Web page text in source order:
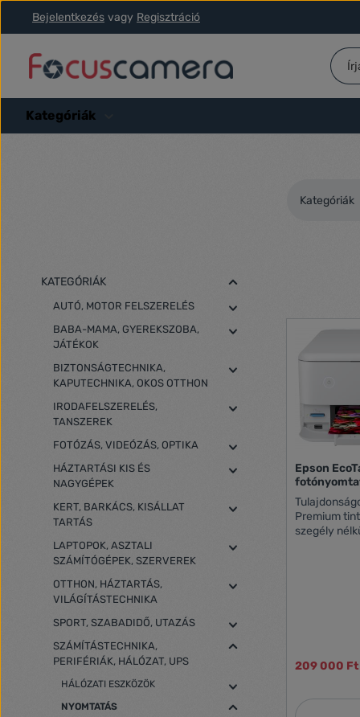
a fő tartalomra
Ugrás a kereséshez
Ugrás a fő navigációhoz
Bejelentkezés vagy Regisztráció
Kategóriák
Kategóriák
KATEGÓRIÁK
AUTÓ, MOTOR FELSZERELÉS
BABA-MAMA, GYEREKSZOBA,
JÁTÉKOK
BIZTONSÁGTECHNIKA,
KAPUTECHNIKA, OKOS OTTHON
IRODAFELSZERELÉS,
TANSZEREK
FOTÓZÁS, VIDEÓZÁS, OPTIKA
HÁZTARTÁSI KIS ÉS
NAGYGÉPEK
KERT, BARKÁCS, KISÁLLAT
TARTÁS
LAPTOPOK, ASZTALI
SZÁMÍTÓGÉPEK, SZERVEREK
OTTHON, HÁZTARTÁS,
VILÁGÍTÁSTECHNIKA
SPORT, SZABADIDŐ, UTAZÁS
SZÁMÍTÁSTECHNIKA,
PERIFÉRIÁK, HÁLÓZAT, UPS
HÁLÓZATI ESZKÖZÖK
NYOMTATÁS
Epson
Premium
szegély
209 000 Ft